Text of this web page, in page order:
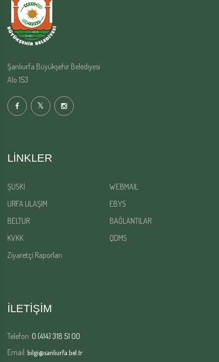
Şanlıurfa Büyükşehir Belediyesi
Alo 153
LINKLER
ŞUSKİ
WEBMAİL
URFA ULAŞIM
EBYS
BELTUR
BAĞLANTILAR
KVKK
QDMS
Ziyaretçi Raporları
İLETİŞİM
Telefon: 0 (414) 318 51 00
Email: bilgi@sanliurfa.bel.tr